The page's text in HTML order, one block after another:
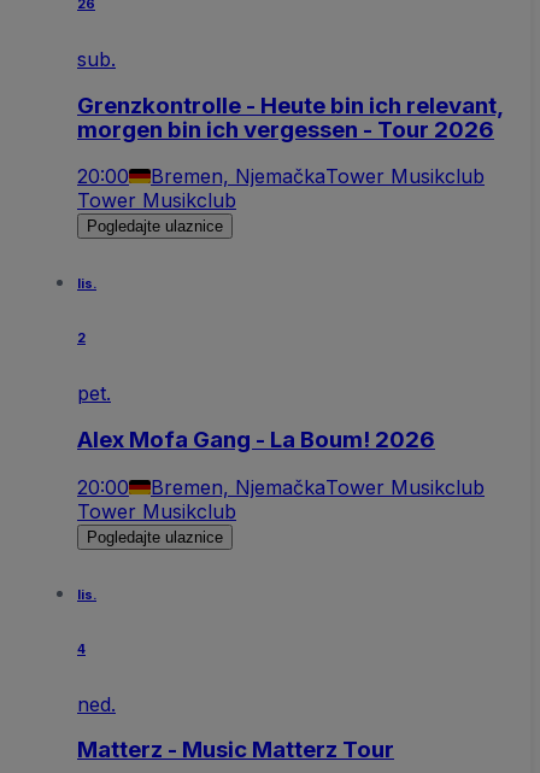
26
sub.
Grenzkontrolle - Heute bin ich relevant,
morgen bin ich vergessen - Tour 2026
20:00 Bremen, NjemačkaTower Musikclub
Tower Musikclub
Pogledajte ulaznice
lis.
2
pet.
Alex Mofa Gang - La Boum! 2026
20:00 Bremen, NjemačkaTower Musikclub
Tower Musikclub
Pogledajte ulaznice
lis.
4
ned.
Matterz - Music Matterz Tour